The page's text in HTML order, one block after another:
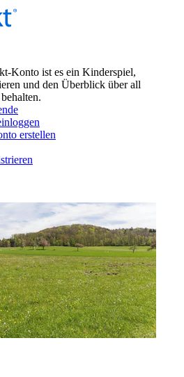
Konto ist es ein Kinderspiel,
und den Überblick über all
erstellen